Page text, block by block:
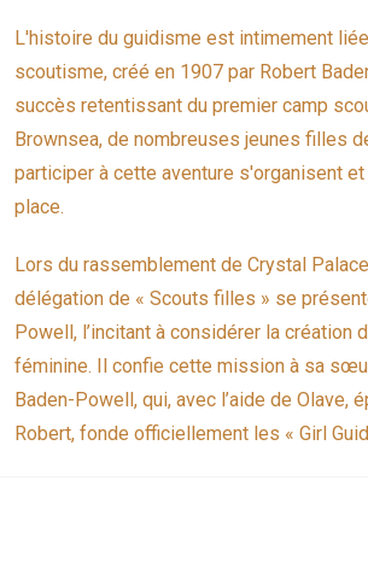
L'histoire du guidisme est intimement
scoutisme, créé en 1907 par Robert
succès retentissant du premier camp
Brownsea, de nombreuses jeunes filles
participer à cette aventure s'organisent
place.
Lors du rassemblement de Crystal
délégation de « Scouts filles » se
Powell, l’incitant à considérer la création
féminine. Il confie cette mission à sa
Baden-Powell, qui, avec l’aide de Olave,
Robert, fonde officiellement les « Girl